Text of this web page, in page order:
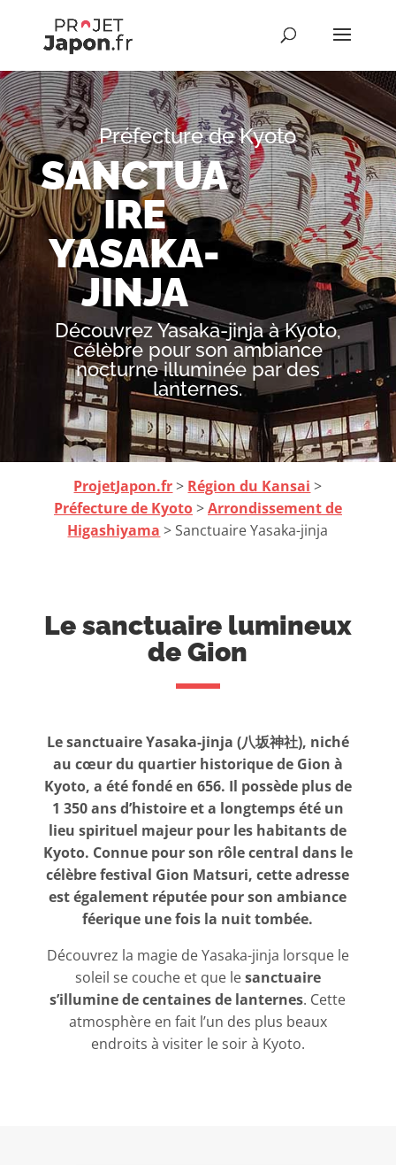
Préfecture de Kyoto
SANCTUA
IRE
YASAKA-
JINJA
Découvrez Yasaka-jinja à Kyoto,
célèbre pour son ambiance
nocturne illuminée par des
lanternes.
ProjetJapon.fr> Région du Kansai >
Préfecture de Kyoto>Arrondissement de
Higashiyama > Sanctuaire Yasaka-jinja
Le sanctuaire lumineux
de Gion
Le sanctuaire Yasaka-jinja (八坂神社), niché
au cœur du quartier historique de Gion à
Kyoto, a été fondé en 656. Il possède plus de
1 350 ans d’histoire et a longtemps été un
lieu spirituel majeur pour les habitants de
Kyoto. Connue pour son rôle central dans le
célèbre festival Gion Matsuri, cette adresse
est également réputée pour son ambiance
féerique une fois la nuit tombée.
Découvrez la magie de Yasaka-jinja lorsque le
soleil se couche et que lesanctuaire
s’illumine de centaines de lanternes. Cette
atmosphère en fait l’un des plus beaux
endroits à visiter le soir à Kyoto.